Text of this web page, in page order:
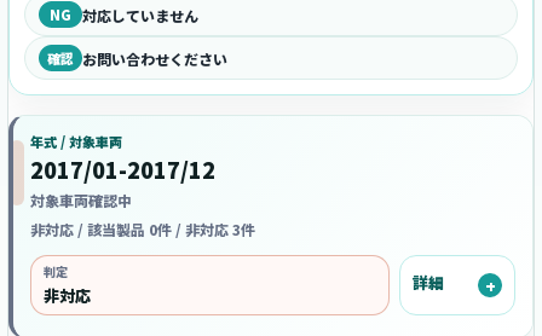
NG 対応していません
確認 お問い合わせください
年式 / 対象車両
2017/01-2017/12
対象車両確認中
非対応 / 該当製品 0件 / 非対応 3件
判定
非対応
詳細